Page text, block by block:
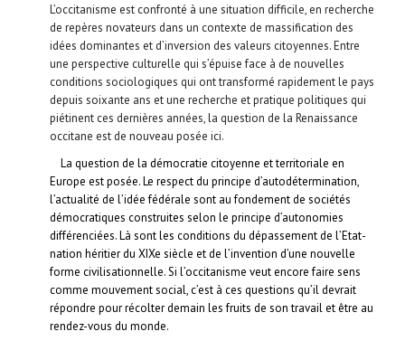
L’occitanisme est confronté à une situation difficile, en recherche
de repères novateurs dans un contexte de massification des
idées dominantes et d’inversion des valeurs citoyennes. Entre
une perspective culturelle qui s’épuise face à de nouvelles
conditions sociologiques qui ont transformé rapidement le pays
depuis soixante ans et une recherche et pratique politiques qui
piétinent ces dernières années, la question de la Renaissance
occitane est de nouveau posée ici.
La question de la démocratie citoyenne et territoriale en
Europe est posée. Le respect du principe d’autodétermination,
l’actualité de l’idée fédérale sont au fondement de sociétés
démocratiques construites selon le principe d’autonomies
différenciées. Là sont les conditions du dépassement de l’Etat-
nation héritier du XIXe siècle et de l’invention d’une nouvelle
forme civilisationnelle. Si l’occitanisme veut encore faire sens
comme mouvement social, c’est à ces questions qu’il devrait
répondre pour récolter demain les fruits de son travail et être au
rendez-vous du monde.